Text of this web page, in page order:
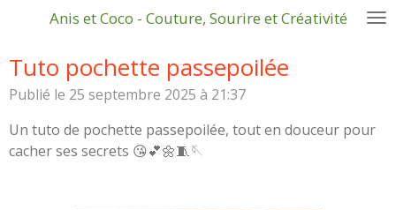
Passer
contenu
Anis et Coco - Couture, Sourire et Créativité
Tuto pochette passepoilée
Publié le 25 septembre 2025 à 21:37
Un tuto de pochette passepoilée, tout en douceur pour
cacher ses secrets 😘💕🌼🧵🪡